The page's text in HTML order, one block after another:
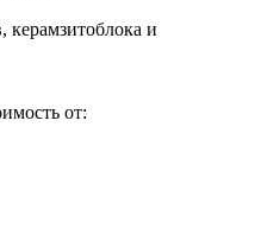
керамзитоблока и
от: